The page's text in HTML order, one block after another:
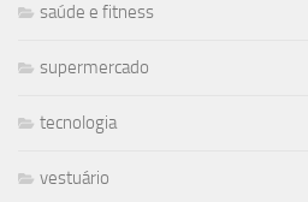
saúde e fitness
supermercado
tecnologia
vestuário